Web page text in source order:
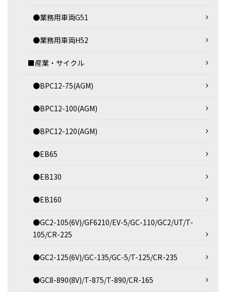
●業務用車両G51
●業務用車両H52
■産業・サイクル
●BPC12-75(AGM)
●BPC12-100(AGM)
●BPC12-120(AGM)
●EB65
●EB130
●EB160
●GC2-105(6V)/GF6210/EV-5/GC-110/GC2/UT/T-
105/CR-225
●GC2-125(6V)/GC-135/GC-5/T-125/CR-235
●GC8-890(8V)/T-875/T-890/CR-165